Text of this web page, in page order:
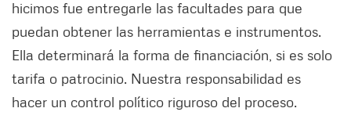
hicimos fue entregarle las facultades para que
puedan obtener las herramientas e instrumentos.
Ella determinará la forma de financiación, si es solo
tarifa o patrocinio. Nuestra responsabilidad es
hacer un control político riguroso del proceso.